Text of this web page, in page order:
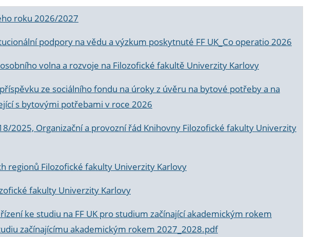
roku 2026/2027
podpory na vědu a výzkum poskytnuté FF UK_Co operatio 2026
volna a rozvoje na Filozofické fakultě Univerzity Karlovy
ze sociálního fondu na úroky z úvěru na bytové potřeby a na
s bytovými potřebami v roce 2026
2025, Organizační a provozní řád Knihovny Filozofické fakulty Univerzity
regionů Filozofické fakulty Univerzity Karlovy
fakulty Univerzity Karlovy
ke studiu na FF UK pro studium začínající akademickým rokem
začínajícímu akademickým rokem 2027_2028.pdf